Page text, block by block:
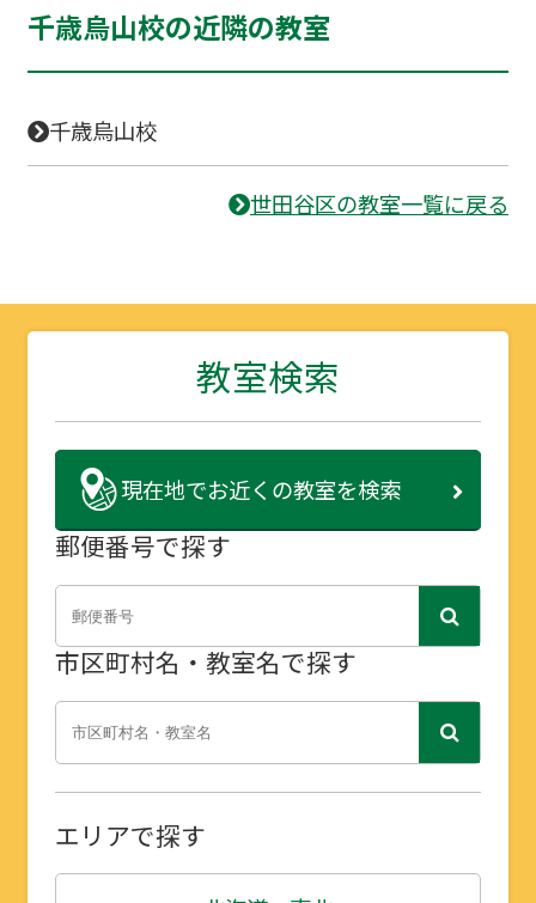
千歳烏山校の近隣の教室
千歳烏山校
世田谷区の教室一覧に戻る
教室検索
現在地でお近くの教室を検索
郵便番号で探す
市区町村名・教室名で探す
エリアで探す